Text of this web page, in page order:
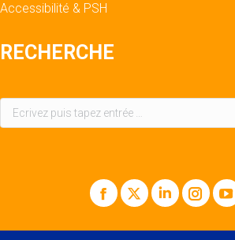
Accessibilité & PSH
RECHERCHE
Recherche
:
Facebook
X LinkedIn